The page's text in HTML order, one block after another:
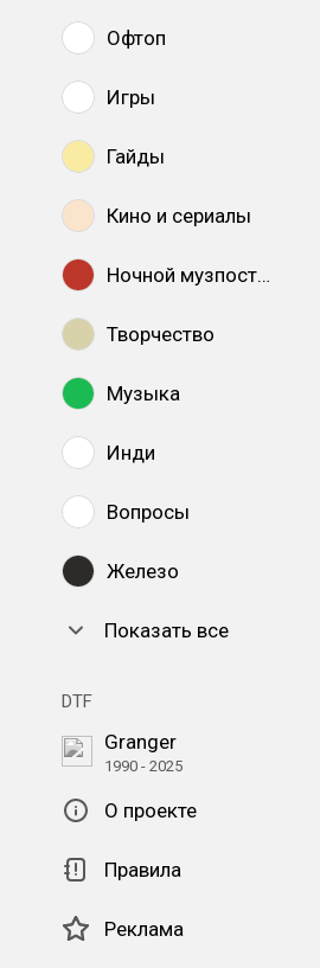
Офтоп
Игры
Гайды
Кино и сериалы
Ночной музпостинг
Творчество
Музыка
Инди
Вопросы
Железо
Показать все
DTF
Granger
1990 - 2025
О проекте
Правила
Реклама